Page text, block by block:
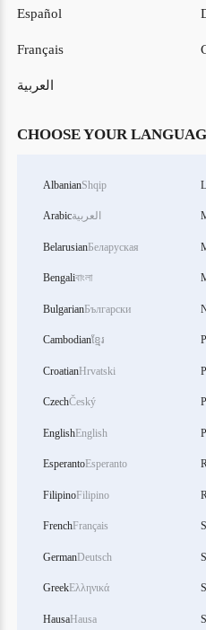
Español
Français
العربية
CHOOSE YOUR
AlbanianShqip
Arabicالعربية
BelarusianБеларуская
Bengaliবাংলা
BulgarianБългарски
Cambodianខ្មែរ
CroatianHrvatski
CzechČeský
EnglishEnglish
EsperantoEsperanto
FilipinoFilipino
FrenchFrançais
GermanDeutsch
GreekΕλληνικά
HausaHausa